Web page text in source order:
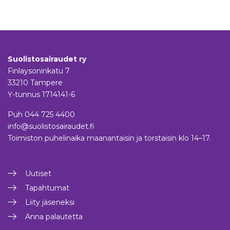
Suolistosairaudet ry
Finlaysoninkatu 7
33210 Tampere
Y-tunnus 1714141-6
Puh 044 725 4400
info@suolistosairaudet.fi
Toimiston puhelinaika maanantaisin ja torstaisin klo 14–17.
Uutiset
Tapahtumat
Liity jäseneksi
Anna palautetta